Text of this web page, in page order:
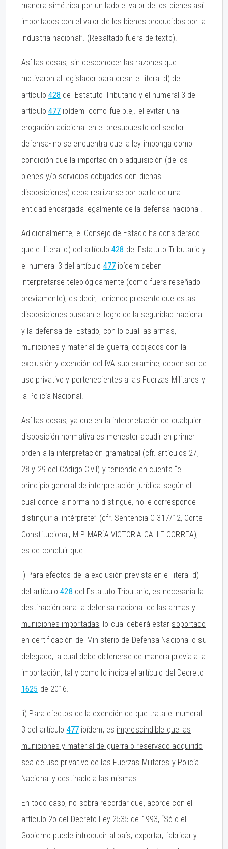
manera simétrica por un lado el valor de los bienes así
importados con el valor de los bienes producidos por la
industria nacional”. (Resaltado fuera de texto).
Así las cosas, sin desconocer las razones que
motivaron al legislador para crear el literal d) del
artículo 428 del Estatuto Tributario y el numeral 3 del
artículo 477 ibídem -como fue p.ej. el evitar una
erogación adicional en el presupuesto del sector
defensa- no se encuentra que la ley imponga como
condición que la importación o adquisición (de los
bienes y/o servicios cobijados con dichas
disposiciones) deba realizarse por parte de una
entidad encargada legalmente de la defensa nacional.
Adicionalmente, el Consejo de Estado ha considerado
que el literal d) del artículo428 del Estatuto Tributario y
el numeral 3 del artículo 477ibídem deben
interpretarse teleológicamente (como fuera reseñado
previamente); es decir, teniendo presente que estas
disposiciones buscan el logro de la seguridad nacional
y la defensa del Estado, con lo cual las armas,
municiones y material de guerra, cobijados con la
exclusión y exención del IVA sub examine, deben ser de
uso privativo y pertenecientes a las Fuerzas Militares y
la Policía Nacional.
Así las cosas, ya que en la interpretación de cualquier
disposición normativa es menester acudir en primer
orden a la interpretación gramatical (cfr. artículos 27,
28 y 29 del Código Civil) y teniendo en cuenta “el
principio general de interpretación jurídica según el
cual donde la norma no distingue, no le corresponde
distinguir al intérprete” (cfr. Sentencia C-317/12, Corte
Constitucional, M.P. MARÍA VICTORIA CALLE CORREA),
es de concluir que:
i) Para efectos de la exclusión prevista en el literal d)
del artículo428 del Estatuto Tributario, es necesaria la
destinación para la defensa nacional de las armas y
municiones importadas, lo cual deberá estar soportado
en certificación del Ministerio de Defensa Nacional o su
delegado, la cual debe obtenerse de manera previa a la
importación, tal y como lo indica el artículo del Decreto
1625 de 2016.
ii) Para efectos de la exención de que trata el numeral
3 del artículo 477ibídem, es imprescindible que las
municiones y material de guerra o reservado adquirido
sea de uso privativo de las Fuerzas Militares y Policía
Nacional y destinado a las mismas.
En todo caso, no sobra recordar que, acorde con el
artículo 2o del Decreto Ley 2535 de 1993, “Sólo el
Gobierno puede introducir al país, exportar, fabricar y